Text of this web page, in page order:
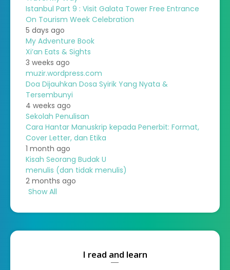
Istanbul Part 9 : Visit Galata Tower Free Entrance
On Tourism Week Celebration
5 days ago
My Adventure Book
Xi’an Eats & Sights
3 weeks ago
muzir.wordpress.com
Doa Dijauhkan Dosa Syirik Yang Nyata &
Tersembunyi
4 weeks ago
Sekolah Penulisan
Cara Hantar Manuskrip kepada Penerbit: Format,
Cover Letter, dan Etika
1 month ago
Kisah Seorang Budak U
menulis (dan tidak menulis)
2 months ago
Show All
I read and learn